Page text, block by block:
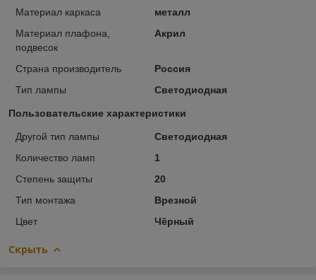
Материал каркаса
металл
Материал плафона,
подвесок
Акрил
Страна производитель
Россия
Тип лампы
Светодиодная
Пользовательские характеристики
Другой тип лампы
Светодиодная
Количество ламп
1
Степень защиты
20
Тип монтажа
Врезной
Цвет
Чёрный
Скрыть